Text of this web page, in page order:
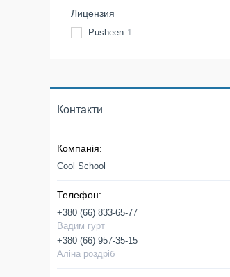
Лицензия
Pusheen 1
Контакти
Cool School
+380 (66) 833-65-77
Вадим гурт
+380 (66) 957-35-15
Аліна роздріб